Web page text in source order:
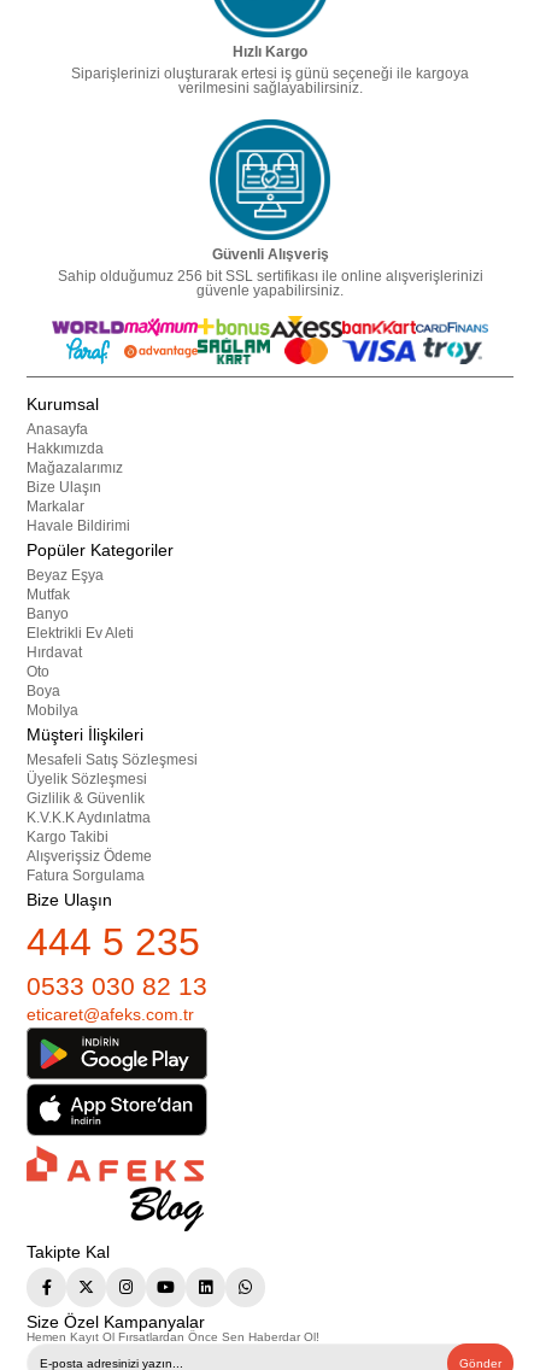
Hızlı Kargo
Siparişlerinizi oluşturarak ertesi iş günü seçeneği ile kargoya
verilmesini sağlayabilirsiniz.
Güvenli Alışveriş
Sahip olduğumuz 256 bit SSL sertifikası ile online alışverişlerinizi
güvenle yapabilirsiniz.
Kurumsal
Anasayfa
Hakkımızda
Mağazalarımız
Bize Ulaşın
Markalar
Havale Bildirimi
Popüler Kategoriler
Beyaz Eşya
Mutfak
Banyo
Elektrikli Ev Aleti
Hırdavat
Oto
Boya
Mobilya
Müşteri İlişkileri
Mesafeli Satış Sözleşmesi
Üyelik Sözleşmesi
Gizlilik & Güvenlik
K.V.K.K Aydınlatma
Kargo Takibi
Alışverişsiz Ödeme
Fatura Sorgulama
Bize Ulaşın
444 5 235
0533 030 82 13
eticaret@afeks.com.tr
Takipte Kal
Size Özel Kampanyalar
Hemen Kayıt Ol Fırsatlardan Önce Sen Haberdar Ol!
Gönder